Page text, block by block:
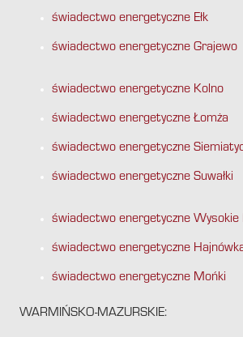
świadectwo energetyczne Ełk
świadectwo energetyczne Grajewo
świadectwo energetyczne Kolno
świadectwo energetyczne Łomża
świadectwo energetyczne
świadectwo energetyczne Suwałki
świadectwo energetyczne Wysokie
świadectwo energetyczne
świadectwo energetyczne Mońki
WARMIŃSKO-MAZURSKIE: